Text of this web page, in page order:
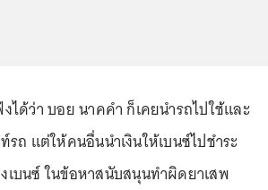
ได้ว่า บอย นาคคำ ก็เคยนำรถไปใช้และ
ถ แต่ให้คนอื่นนำเงินให้เบนซ์ไปชำระ
บนซ์ ในข้อหาสนับสนุนทำผิดยาเสพ